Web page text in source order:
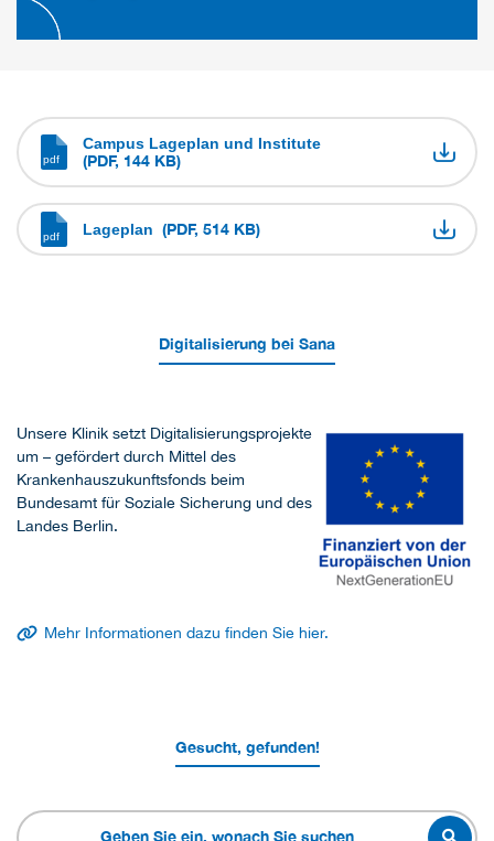
Campus Lageplan und Institute
(PDF, 144 KB)
Lageplan (PDF, 514 KB)
Digitalisierung bei Sana
Unsere Klinik setzt Digitalisierungsprojekte
um – gefördert durch Mittel des
Krankenhauszukunftsfonds beim
Bundesamt für Soziale Sicherung und des
Landes Berlin.
Mehr Informationen dazu finden Sie hier.
Gesucht, gefunden!